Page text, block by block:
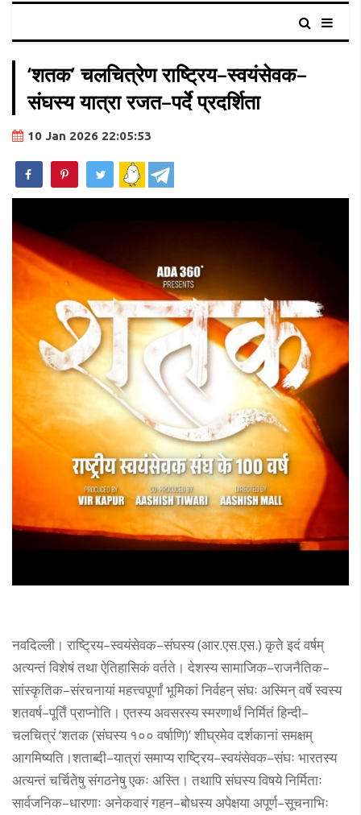
‘शतक’ चलचित्रेण राष्ट्रिय–स्वयंसेवक–
संघस्य यात्रा रजत–पर्दे प्रदर्शिता
10 Jan 2026 22:05:53
नवदिल्ली। राष्ट्रिय–स्वयंसेवक–संघस्य (आर.एस.एस.) कृते इदं वर्षम्
अत्यन्तं विशेषं तथा ऐतिहासिकं वर्तते। देशस्य सामाजिक–राजनैतिक–
सांस्कृतिक–संरचनायां महत्त्वपूर्णां भूमिकां निर्वहन् संघः अस्मिन् वर्षे स्वस्य
शतवर्ष–पूर्तिं प्राप्नोति। एतस्य अवसरस्य स्मरणार्थं निर्मितं हिन्दी–
चलचित्रं ‘शतक (संघस्य १०० वर्षाणि)’ शीघ्रमेव दर्शकानां समक्षम्
आगमिष्यति।शताब्दी–यात्रां समाप्य राष्ट्रिय–स्वयंसेवक–संघः भारतस्य
अत्यन्तं चर्चितेषु संगठनेषु एकः अस्ति। तथापि संघस्य विषये निर्मिताः
सार्वजनिक–धारणाः अनेकवारं गहन–बोधस्य अपेक्षया अपूर्ण–सूचनाभिः